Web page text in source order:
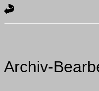
Archiv-